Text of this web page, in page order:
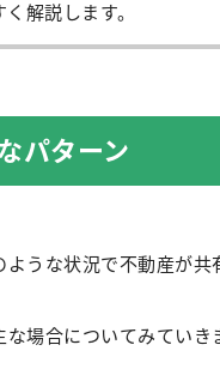
解説します。
パターン
うな状況で不動産が共
場合についてみていき